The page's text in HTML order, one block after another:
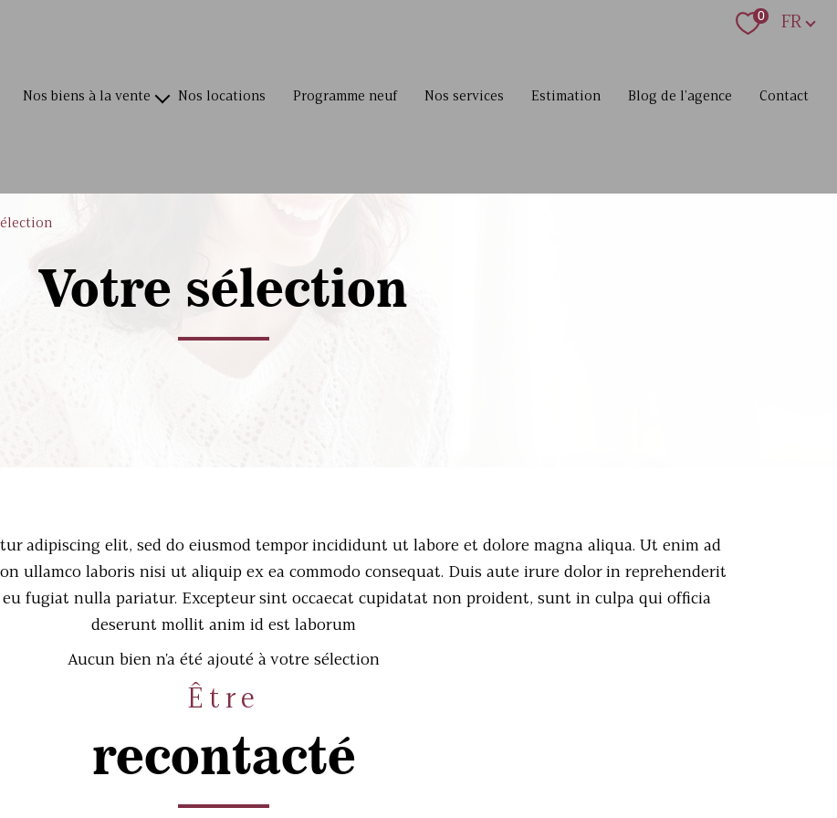
0 Langue
FR
nos biens à la vente nos locations programme neuf nos services estimation blog de l'agence contact
Votre sélection
adipiscing elit, sed do eiusmod tempor incididunt ut labore et dolore magna aliqua. Ut enim ad
ullamco laboris nisi ut aliquip ex ea commodo consequat. Duis aute irure dolor in reprehenderit
fugiat nulla pariatur. Excepteur sint occaecat cupidatat non proident, sunt in culpa qui officia
deserunt mollit anim id est laborum
Aucun bien n'a été ajouté à votre sélection
Être
recontacté